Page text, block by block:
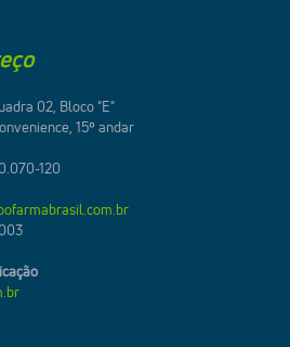
02, Bloco "E"
15º andar
120